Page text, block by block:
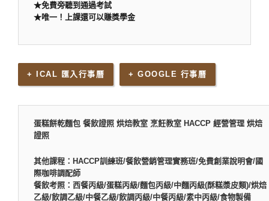
★免費旁聽到通過考試
★唯一！上課還可以賺獎學金
+ ICAL 匯入行事曆 + GOOGLE 行事曆
蛋糕餅乾麵包 餐飲證照 烘焙教室 烹飪教室 HACCP 經營管理 烘焙
證照
其他課程：HACCP訓練班/餐飲營銷管理實務班/免費創業說明會/國
際咖啡調配師
餐飲考照：西餐丙級/蛋糕丙級/麵包丙級/中麵丙級(酥糕漿皮類)/烘焙
乙級/飲調乙級/中餐乙級/飲調丙級/中餐丙級/素中丙級/食物製備